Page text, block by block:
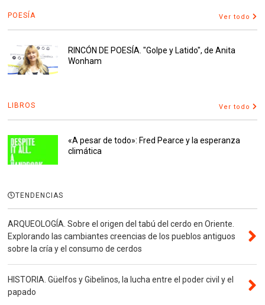
POESÍA Ver todo
RINCÓN DE POESÍA. "Golpe y Latido", de Anita
Wonham
LIBROS Ver todo
«A pesar de todo»: Fred Pearce y la esperanza
climática
TENDENCIAS
ARQUEOLOGÍA. Sobre el origen del tabú del cerdo en Oriente.
Explorando las cambiantes creencias de los pueblos antiguos
sobre la cría y el consumo de cerdos
HISTORIA. Güelfos y Gibelinos, la lucha entre el poder civil y el
papado